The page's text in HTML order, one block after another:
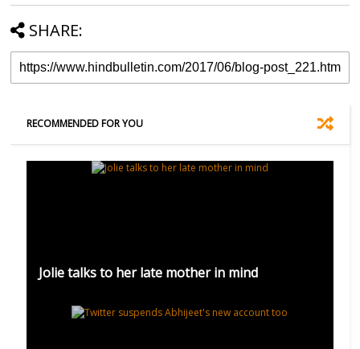
SHARE:
RECOMMENDED FOR YOU
Jolie talks to her late mother in mind